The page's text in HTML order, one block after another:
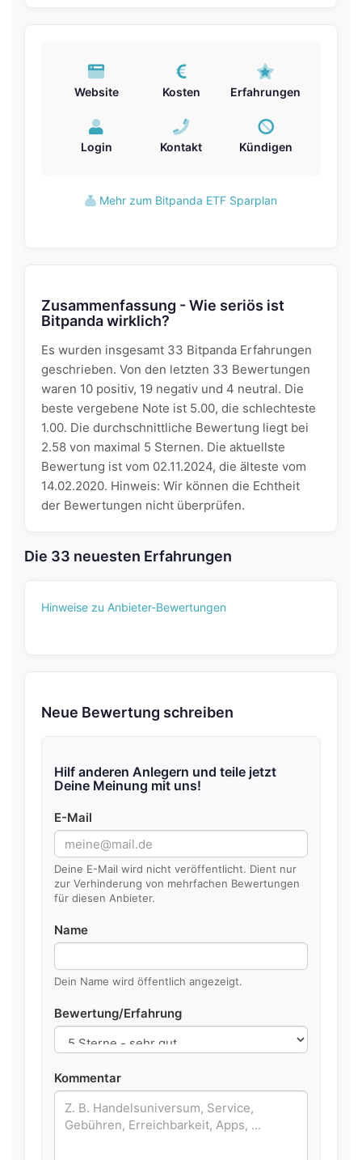
Website Kosten Erfahrungen
Login Kontakt Kündigen
Mehr zum Bitpanda ETF Sparplan
Zusammenfassung - Wie seriös ist
Bitpanda wirklich?
Es wurden insgesamt 33 Bitpanda Erfahrungen
geschrieben. Von den letzten 33 Bewertungen
waren 10 positiv, 19 negativ und 4 neutral. Die
beste vergebene Note ist 5.00, die schlechteste
1.00. Die durchschnittliche Bewertung liegt bei
2.58 von maximal 5 Sternen. Die aktuellste
Bewertung ist vom 02.11.2024, die älteste vom
14.02.2020. Hinweis: Wir können die Echtheit
der Bewertungen nicht überprüfen.
Die 33 neuesten Erfahrungen
Hinweise zu Anbieter-Bewertungen
Neue Bewertung schreiben
Hilf anderen Anlegern und teile jetzt
Deine Meinung mit uns!
E-Mail
Deine E-Mail wird nicht veröffentlicht. Dient nur
zur Verhinderung von mehrfachen Bewertungen
für diesen Anbieter.
Name
Dein Name wird öffentlich angezeigt.
Bewertung/Erfahrung
Kommentar